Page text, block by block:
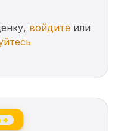
войдите или
→